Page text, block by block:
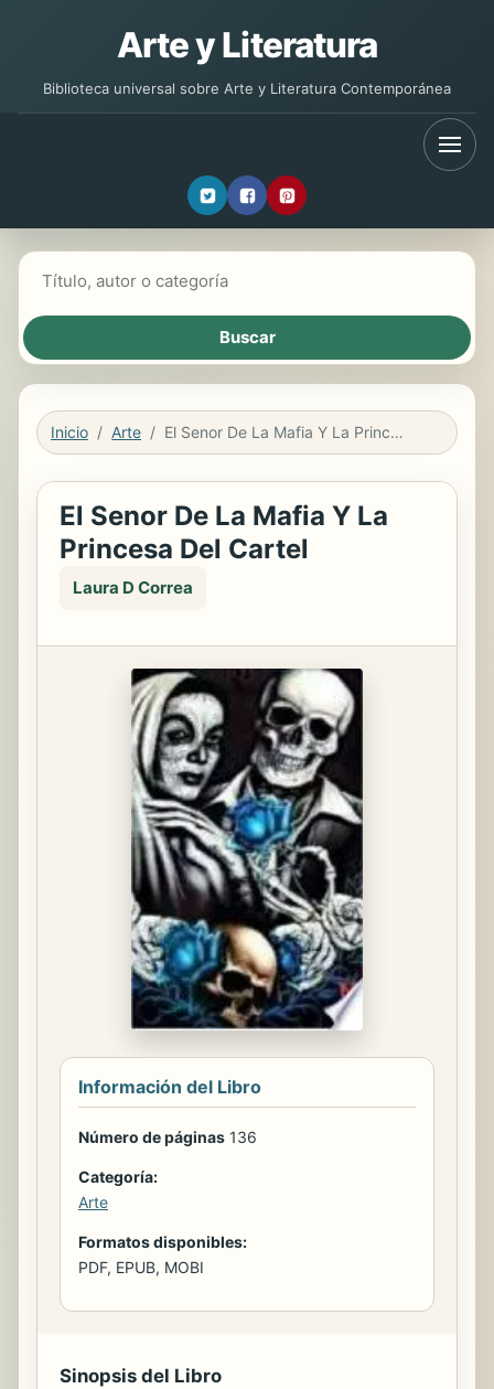
Arte y Literatura
Biblioteca universal sobre Arte y Literatura Contemporánea
Inicio Arte El Senor De La Mafia Y La Princesa Del Cartel
El Senor De La Mafia Y La
Princesa Del Cartel
Laura D Correa
Información del Libro
Número de páginas 136
Categoría:
Arte
Formatos disponibles:
PDF, EPUB, MOBI
Sinopsis del Libro